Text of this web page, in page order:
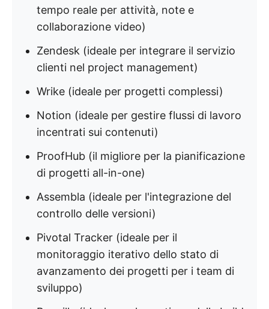
tempo reale per attività, note e
collaborazione video)
Zendesk (ideale per integrare il servizio
clienti nel project management)
Wrike (ideale per progetti complessi)
Notion (ideale per gestire flussi di lavoro
incentrati sui contenuti)
ProofHub (il migliore per la pianificazione
di progetti all-in-one)
Assembla (ideale per l'integrazione del
controllo delle versioni)
Pivotal Tracker (ideale per il
monitoraggio iterativo dello stato di
avanzamento dei progetti per i team di
sviluppo)